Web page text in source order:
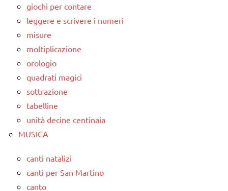
giochi per contare
leggere e scrivere i numeri
misure
moltiplicazione
orologio
quadrati magici
sottrazione
tabelline
unità decine centinaia
MUSICA
canti natalizi
canti per San Martino
canto